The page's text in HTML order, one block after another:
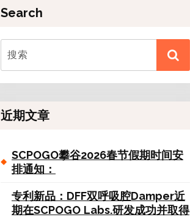
Search
近期文章
SCPOGO攀谷2026春节假期时间安
排通知：
专利新品：DFF双呼吸腔Damper近
期在SCPOGO Labs.研发成功并取得